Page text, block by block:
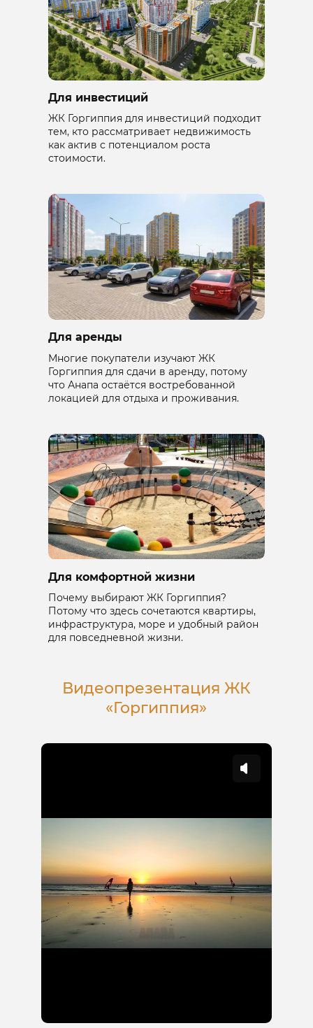
Для инвестиций
ЖК Горгиппия для инвестиций подходит
тем, кто рассматривает недвижимость
как актив с потенциалом роста
стоимости.
Для аренды
Многие покупатели изучают ЖК
Горгиппия для сдачи в аренду, потому
что Анапа остаётся востребованной
локацией для отдыха и проживания.
Для комфортной жизни
Почему выбирают ЖК Горгиппия?
Потому что здесь сочетаются квартиры,
инфраструктура, море и удобный район
для повседневной жизни.
Видеопрезентация ЖК
«Горгиппия»